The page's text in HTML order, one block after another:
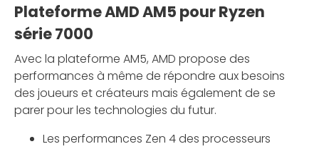
Plateforme AMD AM5 pour Ryzen
série 7000
Avec la plateforme AM5, AMD propose des
performances à même de répondre aux besoins
des joueurs et créateurs mais également de se
parer pour les technologies du futur.
Les performances Zen 4 des processeurs